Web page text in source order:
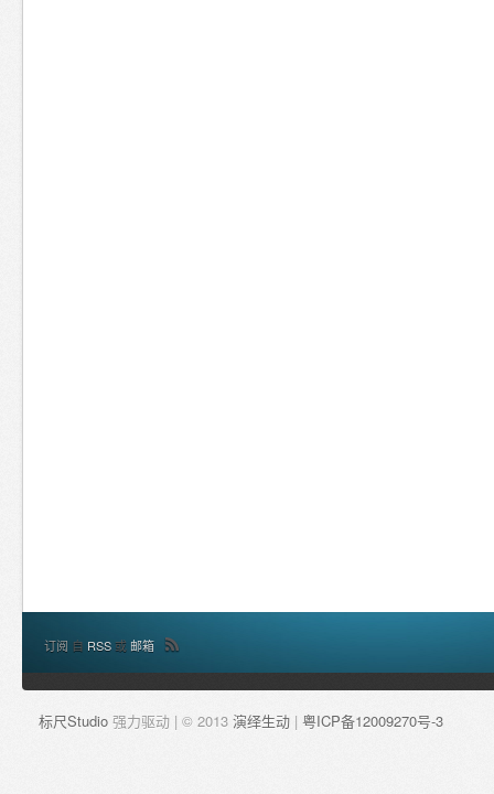
订阅 自 RSS 或 邮箱
标尺Studio 强力驱动 | © 2013 演绎生动 | 粤ICP备12009270号-3